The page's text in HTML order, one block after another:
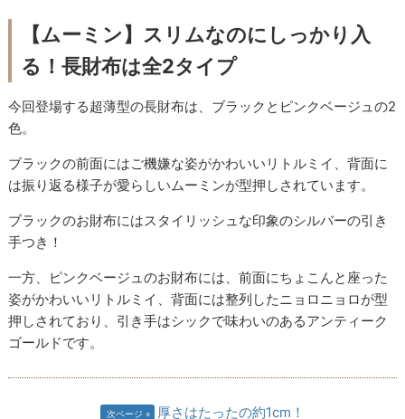
【ムーミン】スリムなのにしっかり入
る！長財布は全2タイプ
今回登場する超薄型の長財布は、ブラックとピンクベージュの2
色。
ブラックの前面にはご機嫌な姿がかわいいリトルミイ、背面に
は振り返る様子が愛らしいムーミンが型押しされています。
ブラックのお財布にはスタイリッシュな印象のシルバーの引き
手つき！
一方、ピンクベージュのお財布には、前面にちょこんと座った
姿がかわいいリトルミイ、背面には整列したニョロニョロが型
押しされており、引き手はシックで味わいのあるアンティーク
ゴールドです。
次ページ 厚さはたったの約1cm！